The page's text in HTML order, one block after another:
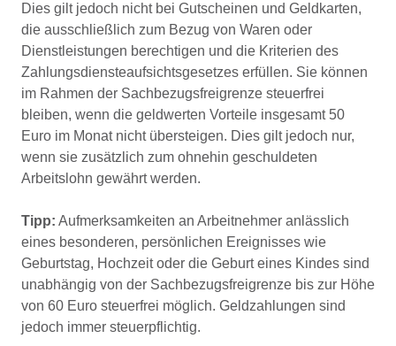
Dies gilt jedoch nicht bei Gutscheinen und Geldkarten,
die ausschließlich zum Bezug von Waren oder
Dienstleistungen berechtigen und die Kriterien des
Zahlungsdiensteaufsichtsgesetzes erfüllen. Sie können
im Rahmen der Sachbezugsfreigrenze steuerfrei
bleiben, wenn die geldwerten Vorteile insgesamt 50
Euro im Monat nicht übersteigen. Dies gilt jedoch nur,
wenn sie zusätzlich zum ohnehin geschuldeten
Arbeitslohn gewährt werden.
Tipp: Aufmerksamkeiten an Arbeitnehmer anlässlich
eines besonderen, persönlichen Ereignisses wie
Geburtstag, Hochzeit oder die Geburt eines Kindes sind
unabhängig von der Sachbezugsfreigrenze bis zur Höhe
von 60 Euro steuerfrei möglich. Geldzahlungen sind
jedoch immer steuerpflichtig.